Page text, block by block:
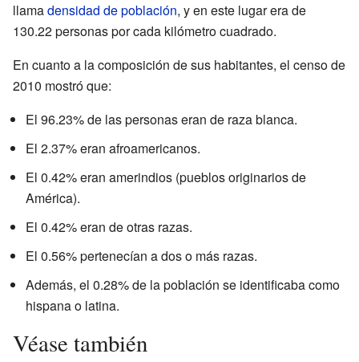
llamadensidad de población, y en este lugar era de
130.22 personas por cada kilómetro cuadrado.
En cuanto a la composición de sus habitantes, el censo de
2010 mostró que:
El 96.23% de las personas eran de raza blanca.
El 2.37% eran afroamericanos.
El 0.42% eran amerindios (pueblos originarios de
América).
El 0.42% eran de otras razas.
El 0.56% pertenecían a dos o más razas.
Además, el 0.28% de la población se identificaba como
hispana o latina.
Véase también